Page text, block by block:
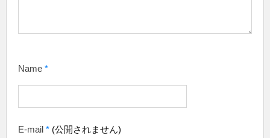
Name *
E-mail * (公開されません)